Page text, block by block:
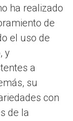
ha realizado
de
el uso de
y
a
su
con
de la